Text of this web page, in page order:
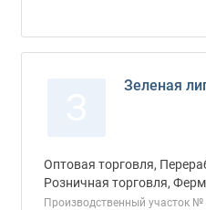
Зеленая
Оптовая торговля,
Розничная торговля,
Производственный участок